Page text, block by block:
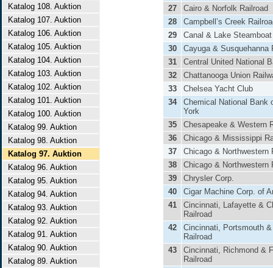
Katalog 108. Auktion
Katalog 107. Auktion
Katalog 106. Auktion
Katalog 105. Auktion
Katalog 104. Auktion
Katalog 103. Auktion
Katalog 102. Auktion
Katalog 101. Auktion
Katalog 100. Auktion
Katalog 99. Auktion
Katalog 98. Auktion
Katalog 97. Auktion
Katalog 96. Auktion
Katalog 95. Auktion
Katalog 94. Auktion
Katalog 93. Auktion
Katalog 92. Auktion
Katalog 91. Auktion
Katalog 90. Auktion
Katalog 89. Auktion
27
Cairo & Norfolk Railroad
28
Campbell’s Creek
29
Canal & Lake
30
Cayuga & Susquehanna
31
Central United National
32
Chattanooga Union
33
Chelsea Yacht Club
34
Chemical National Bank
York
35
Chesapeake & Western
36
Chicago & Mississippi
37
Chicago & Northwestern
38
Chicago & Northwestern
39
Chrysler Corp.
40
Cigar Machine Corp. of
41
Cincinnati, Lafayette &
Railroad
42
Cincinnati, Portsmouth
Railroad
43
Cincinnati, Richmond &
Railroad